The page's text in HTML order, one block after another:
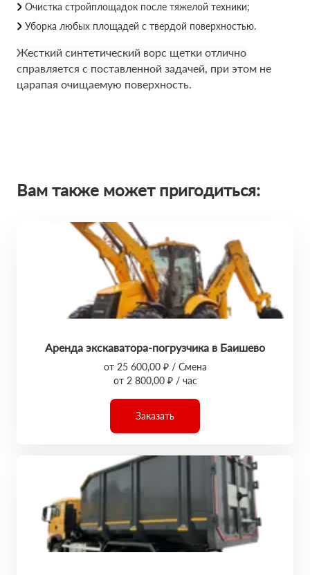
Очистка стройплощадок после тяжелой техники;
Уборка любых площадей с твердой поверхностью.
Жесткий синтетический ворс щетки отлично
справляется с поставленной задачей, при этом не
царапая очищаемую поверхность.
Вам также может пригодиться:
Аренда экскаватора-погрузчика в Баишево
от 25 600,00 ₽ / Смена
от 2 800,00 ₽ / час
Заказать